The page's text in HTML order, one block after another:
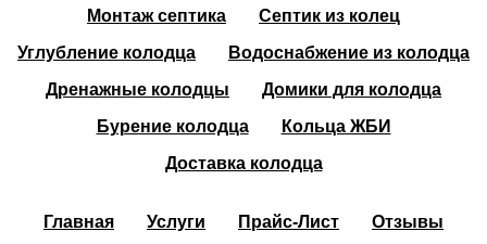
Монтаж септика
Септик из колец
Углубление колодца
Водоснабжение из колодца
Дренажные колодцы
Домики для колодца
Бурение колодца
Кольца ЖБИ
Доставка колодца
Главная Услуги Прайс-Лист Отзывы